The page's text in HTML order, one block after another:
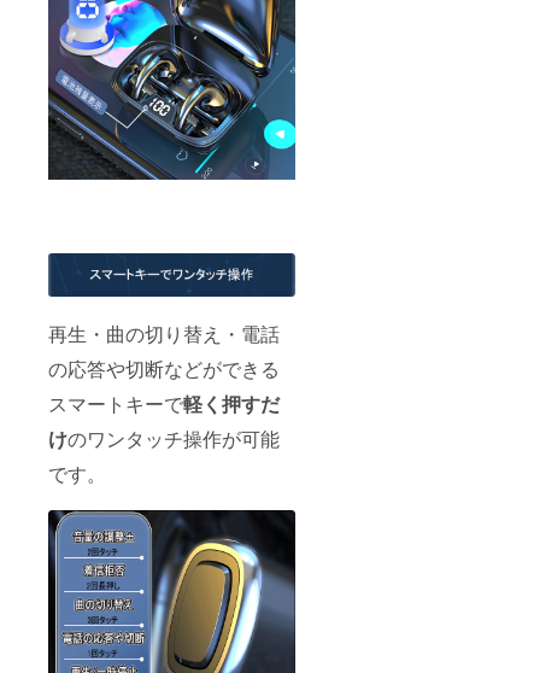
再生・曲の切り替え・電話
の応答や切断などができる
スマートキーで軽く押すだ
けのワンタッチ操作が可能
です。